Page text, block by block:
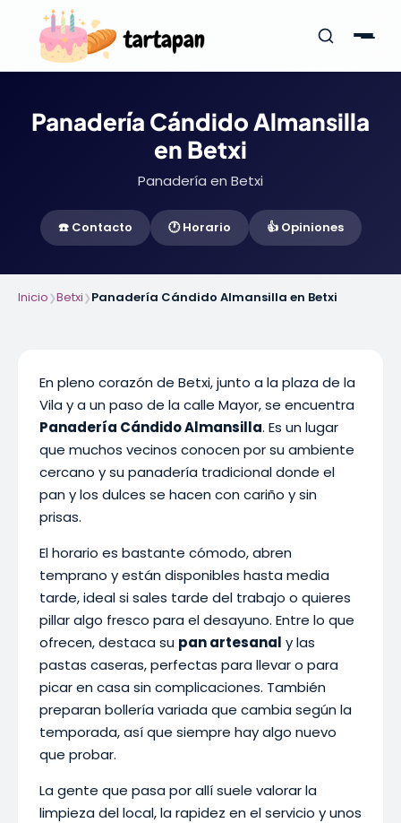
Panadería Cándido Almansilla
en Betxi
Panadería en Betxi
☎️ Contacto 🕐 Horario 👍 Opiniones
Inicio❯Betxi❯Panadería Cándido Almansilla en Betxi
En pleno corazón de Betxi, junto a la plaza de la
Vila y a un paso de la calle Mayor, se encuentra
Panadería Cándido Almansilla. Es un lugar
que muchos vecinos conocen por su ambiente
cercano y su panadería tradicional donde el
pan y los dulces se hacen con cariño y sin
prisas.
El horario es bastante cómodo, abren
temprano y están disponibles hasta media
tarde, ideal si sales tarde del trabajo o quieres
pillar algo fresco para el desayuno. Entre lo que
ofrecen, destaca su pan artesanal y las
pastas caseras, perfectas para llevar o para
picar en casa sin complicaciones. También
preparan bollería variada que cambia según la
temporada, así que siempre hay algo nuevo
que probar.
La gente que pasa por allí suele valorar la
limpieza del local, la rapidez en el servicio y unos